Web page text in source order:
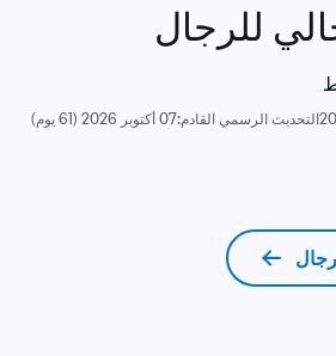
للرجال
التحديث الرسمي القادم:07 أكتوبر 2026 (61 يوم)